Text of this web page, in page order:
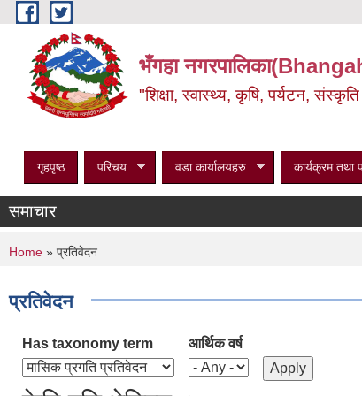
Skip to main content
भँगहा
"शिक्षा, स्वास्थ्य, कृषि, पर्यटन,
गृहपृष्ठ परिचय वडा कार्यालयहरु कार्यक्रम तथा
समाचार
You are here
Home » प्रतिवेदन
प्रतिवेदन
Has taxonomy term आर्थिक वर्ष